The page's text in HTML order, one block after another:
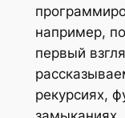
например,
первый
рекурсиях,